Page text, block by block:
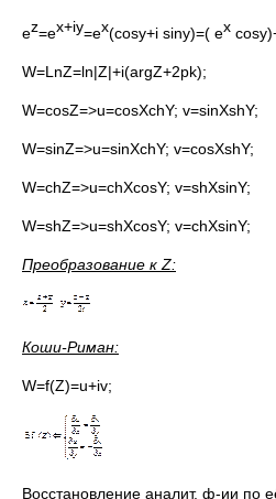
ez=ex+iy=ex(cosy+i siny)=( ex
W=LnZ=ln|Z|+i(argZ+2pk);
W=cosZ=>u=cosXchY; v=sinXshY;
W=sinZ=>u=sinXchY; v=cosXshY;
W=chZ=>u=chXcosY; v=shXsinY;
W=shZ=>u=shXcosY; v=chXsinY;
Преобразование к Z:
Коши-Риман:
W=f(Z)=u+iv;
Восстановление аналит. ф-ии по